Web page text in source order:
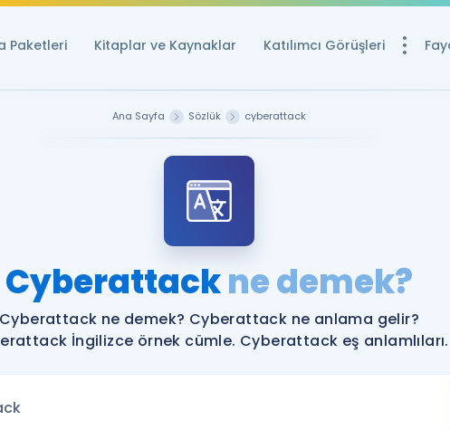
Paketleri Kitaplar ve Kaynaklar Katılımcı Görüşleri
Ücretsiz Kaynaklar
YDS ve YÖKDİL Puan
YDS ve YÖKDİL'e
Tüm ÖSYM Sınavları
Remzi
Ana Sayfa Sözlük cyberattack
Cyberattackne demek?
Cyberattack ne demek? Cyberattack ne anlama gelir?
İngilizce örnek cümle. Cyberattack eş anlamlıları.